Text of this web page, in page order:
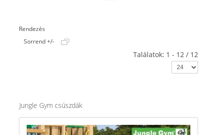
Rendezés
Sorrend +/-
Találatok: 1 - 12 / 12
Jungle Gym csúszdák